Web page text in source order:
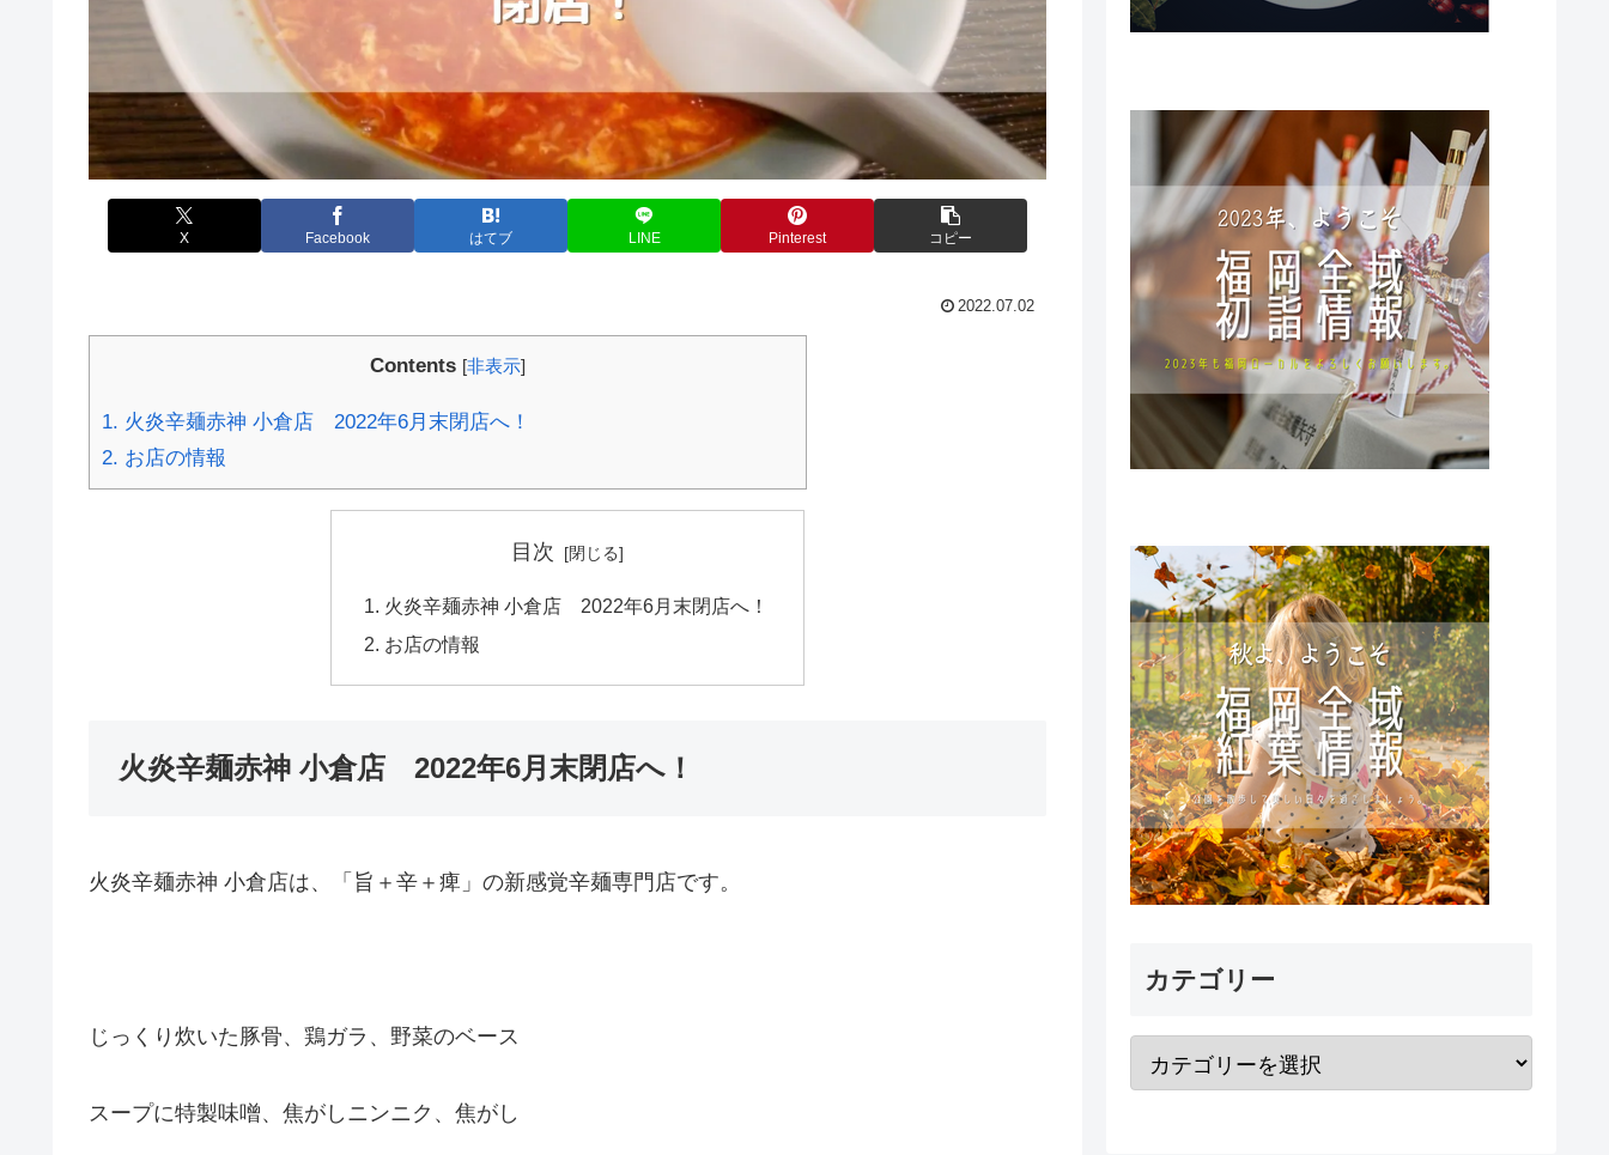
X Facebook はてブ LINE Pinterest コピー
2022.07.02
Contents [非表示]
1. 火炎辛麺赤神 小倉店 2022年6月末閉店へ！
2. お店の情報
目次
火炎辛麺赤神 小倉店 2022年6月末閉店へ！
お店の情報
火炎辛麺赤神 小倉店 2022年6月末閉店へ！
火炎辛麺赤神 小倉店は、「旨＋辛＋痺」の新感覚辛麺専門店です。
じっくり炊いた豚骨、鶏ガラ、野菜のベース
スープに特製味噌、焦がしニンニク、焦がし
カテゴリー